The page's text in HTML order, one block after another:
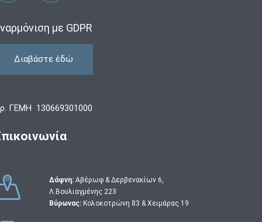
με GDPR
Διαβάστε έδώ
ΓΕΜΗ 130669301000
Δάφνη:Αβέρωφ & Δερβενακίων 6,
Λ.Βουλιαγμένης 223
Βύρωνας:Κολοκοτρώνη 83 & Χειμάρας 19